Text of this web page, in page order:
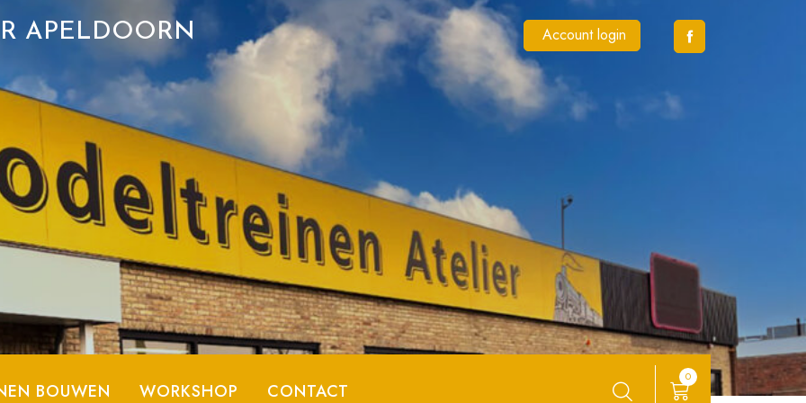
APELDOORN Account login
BOUWEN WORKSHOP CONTACT
0